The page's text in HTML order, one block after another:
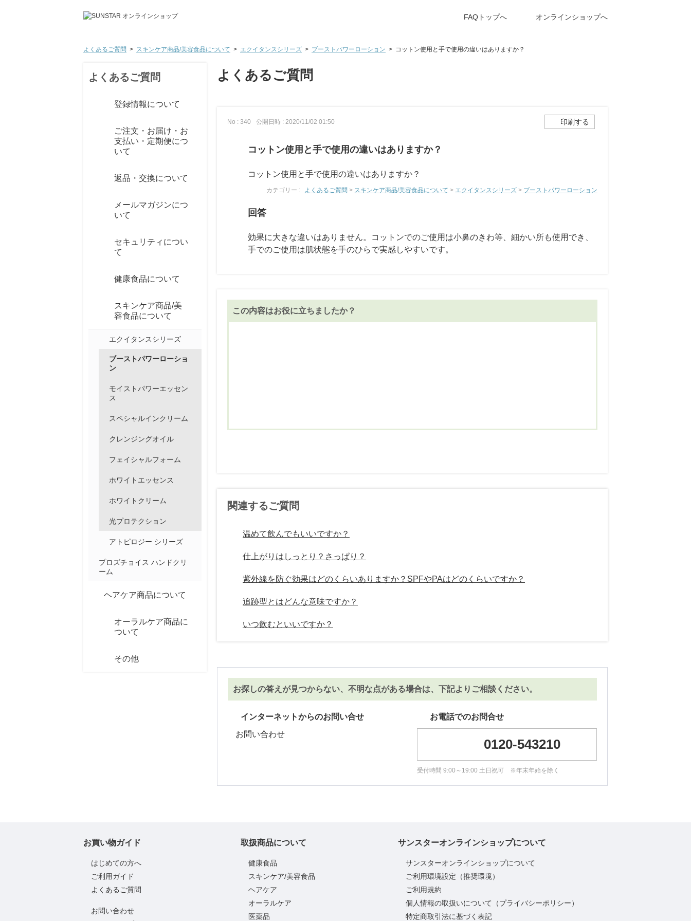
FAQトップへ オンラインショップへ
よくあるご質問 > スキンケア商品/美容食品について > エクイタンスシリーズ > ブーストパワーローション > コットン使用と手で使用の違いはありますか？
よくあるご質問
登録情報について
ご注文・お届け・お
支払い・定期便につ
いて
返品・交換について
メールマガジンにつ
いて
セキュリティについ
て
健康食品について
スキンケア商品/美
容食品について
エクイタンスシリーズ
ブーストパワーローショ
ン
モイストパワーエッセン
ス
スペシャルインクリーム
クレンジングオイル
フェイシャルフォーム
ホワイトエッセンス
ホワイトクリーム
光プロテクション
アトピロジー シリーズ
プロズチョイス ハンドクリ
ーム
ヘアケア商品について
オーラルケア商品に
ついて
その他
よくあるご質問
No : 340 公開日時 : 2020/11/02 01:50 印刷する
コットン使用と手で使用の違いはありますか？
コットン使用と手で使用の違いはありますか？
カテゴリー : よくあるご質問 > スキンケア商品/美容食品について > エクイタンスシリーズ > ブーストパワーローション
回答
効果に大きな違いはありません。コットンでのご使用は小鼻のきわ等、細かい所も使用でき、
手でのご使用は肌状態を手のひらで実感しやすいです。
この内容はお役に立ちましたか？
関連するご質問
温めて飲んでもいいですか？
仕上がりはしっとり？さっぱり？
紫外線を防ぐ効果はどのくらいありますか？SPFやPAはどのくらいですか？
追跡型とはどんな意味ですか？
いつ飲むといいですか？
お探しの答えが見つからない、不明な点がある場合は、下記よりご相談ください。
インターネットからのお問い合せ
お問い合わせ
お電話でのお問合せ
0120-543210
受付時間 9:00～19:00 土日祝可 ※年末年始を除く
お買い物ガイド
はじめての方へ
ご利用ガイド
よくあるご質問
お問い合わせ
取扱商品について
健康食品
スキンケア/美容食品
ヘアケア
オーラルケア
医薬品
サンスターオンラインショップについて
サンスターオンラインショップについて
ご利用環境設定（推奨環境）
ご利用規約
個人情報の取扱いについて（プライバシーポリシー）
特定商取引法に基づく表記